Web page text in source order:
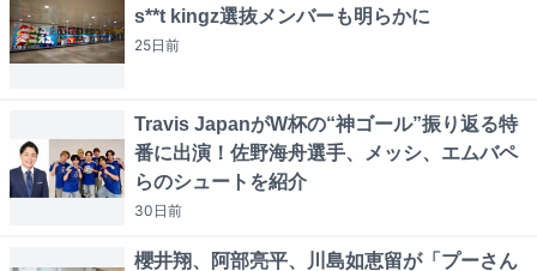
s**t kingz選抜メンバーも明らかに
25日前
Travis JapanがW杯の“神ゴール”振り返る特
番に出演！佐野海舟選手、メッシ、エムバペ
らのシュートを紹介
30日前
櫻井翔、阿部亮平、川島如恵留が「プーさん